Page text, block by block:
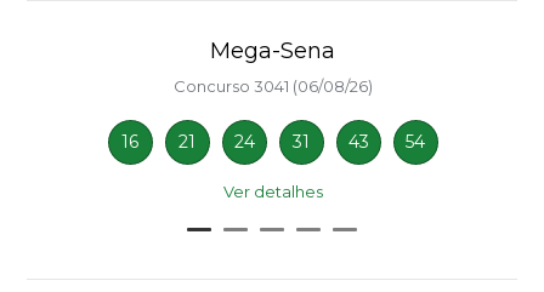
Mega-Sena
Concurso 3041 (06/08/26)
16 21 24 31 43 54
Ver detalhes